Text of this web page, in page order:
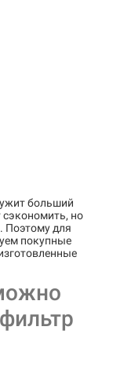
больший
но
Поэтому для
покупные